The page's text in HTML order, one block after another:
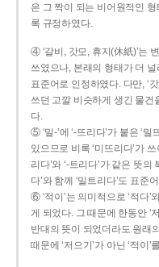
은 그 짝이 되는 비어원적인
록 규정하였다.
④ ‘갈비, 갓모, 휴지(休紙)’는
쓰였으나, 본래의 형태가 더 널
표준어로 인정하였다. 다만, ‘
쓰던 고깔 비슷하게 생긴 물건
다.
⑤ ‘밀-’에 ‘-뜨리다’가 붙은 ‘
있으므로 비록 ‘미뜨리다’가
리다’와 ‘-트리다’가 같은 뜻
다’와 함께 ‘밀트리다’도 표준
⑥ ‘적이’는 의미적으로 ‘적다’
게 되었다. 그 때문에 한동안 ‘
반대의 뜻이 되었더라도 원래
때문에 ‘저으기’가 아닌 ‘적이’